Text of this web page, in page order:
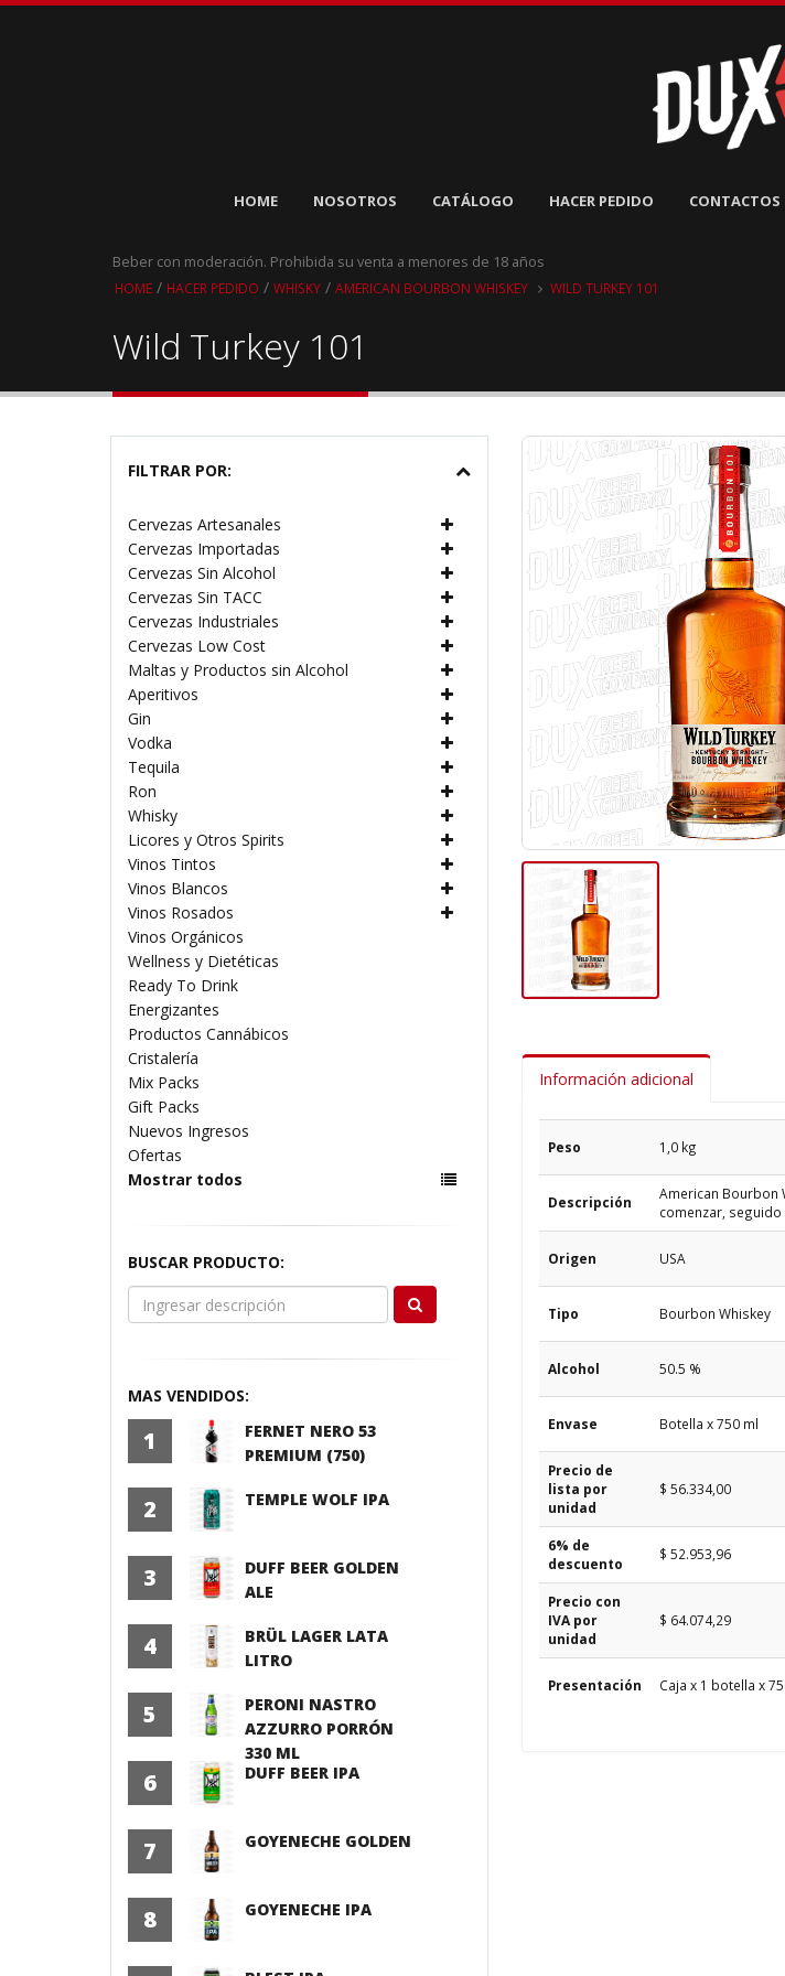
HOME NOSOTROS CATÁLOGO HACER PEDIDO CONTACTOS
Beber con moderación. Prohibida su venta a menores de 18 años
HOME / HACER PEDIDO / WHISKY / AMERICAN BOURBON WHISKEY WILD TURKEY 101
Wild Turkey 101
FILTRAR POR:
Cervezas Artesanales
Cervezas Importadas
Cervezas Sin Alcohol
Cervezas Sin TACC
Cervezas Industriales
Cervezas Low Cost
Maltas y Productos sin Alcohol
Aperitivos
Gin
Vodka
Tequila
Ron
Whisky
Licores y Otros Spirits
Vinos Tintos
Vinos Blancos
Vinos Rosados
Vinos Orgánicos
Wellness y Dietéticas
Ready To Drink
Energizantes
Productos Cannábicos
Cristalería
Mix Packs
Gift Packs
Nuevos Ingresos
Ofertas
Mostrar todos
BUSCAR PRODUCTO:
MAS VENDIDOS:
1
FERNET NERO 53
PREMIUM (750)
2 TEMPLE WOLF IPA
3
DUFF BEER GOLDEN
ALE
4
BRÜL LAGER LATA
LITRO
5
PERONI NASTRO
AZZURRO PORRÓN
330 ML
6 DUFF BEER IPA
7 GOYENECHE GOLDEN
8 GOYENECHE IPA
Información adicional
Peso 1,0 kg
Descripción
American Bourbon
comenzar,
Origen USA
Tipo Bourbon Whiskey
Alcohol 50.5 %
Envase Botella x 750 ml
Precio de
lista por
unidad
$ 56.334,00
6% de
descuento
$ 52.953,96
Precio con
IVA por
unidad
$ 64.074,29
Presentación Caja x 1 botella x